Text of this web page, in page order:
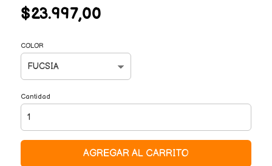
$23.997,00
COLOR
Cantidad
AGREGAR AL CARRITO